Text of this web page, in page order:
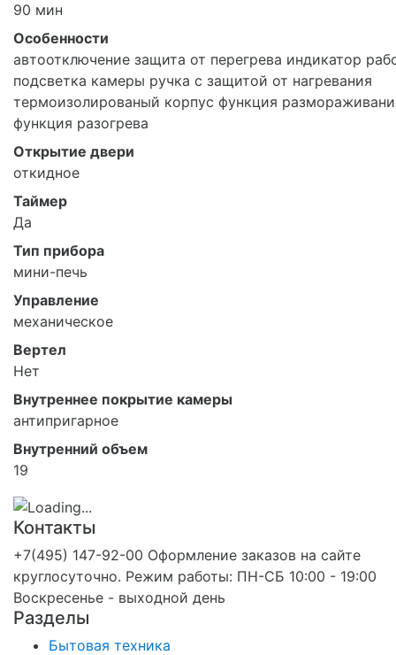
90 мин
Особенности
автоотключение защита от перегрева индикатор
подсветка камеры ручка с защитой от нагревания
термоизолированый корпус функция
функция разогрева
Открытие двери
откидное
Таймер
Да
Тип прибора
мини-печь
Управление
механическое
Вертел
Нет
Внутреннее покрытие камеры
антипригарное
Внутренний объем
19
Контакты
+7(495) 147-92-00 Оформление заказов на сайте
круглосуточно. Режим работы: ПН-СБ 10:00 - 19:00
Воскресенье - выходной день
Разделы
Бытовая техника